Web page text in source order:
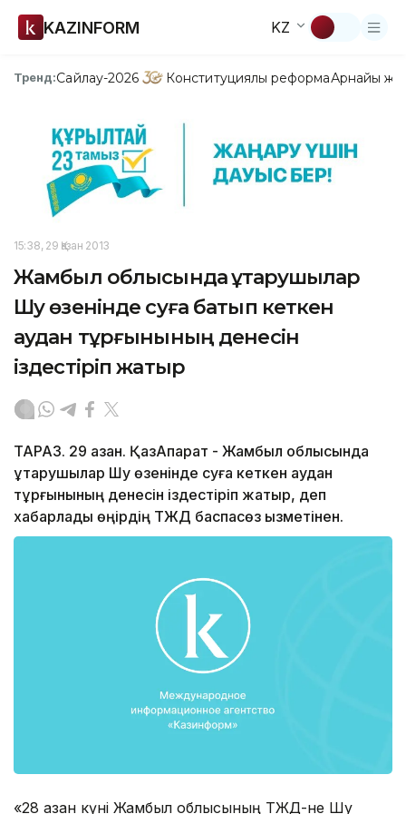
KAZINFORM KZ
Тренд:Сайлау-2026 Конституциялық реформаАрнайы
15:38, 29 Қазан 2013
Жамбыл облысында құтқарушылар
Шу өзенінде суға батып кеткен
аудан тұрғынының денесін
іздестіріп жатыр
ТАРАЗ. 29 қазан. ҚазАқпарат - Жамбыл облысында
құтқарушылар Шу өзенінде суға кеткен аудан
тұрғынының денесін іздестіріп жатыр, деп
хабарлады өңірдің ТЖД баспасөз қызметінен.
«28 қазан күні Жамбыл облысының ТЖД-не Шу